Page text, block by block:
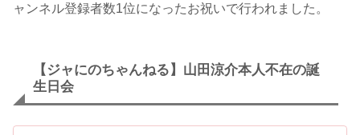
ャンネル登録者数1位になったお祝いで行われました。
【ジャにのちゃんねる】山田涼介本人不在の誕
生日会